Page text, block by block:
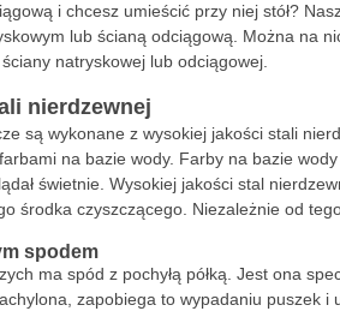
i chcesz umieścić przy niej stół?
lub ścianą odciągową. Można na
natryskowej lub odciągowej.
nierdzewnej
są wykonane z wysokiej jakości stali
na bazie wody. Farby na bazie
świetnie. Wysokiej jakości stal
środka czyszczącego. Niezależnie od
spodem
ma spód z pochyłą półką. Jest ona
zapobiega to wypadaniu puszek i